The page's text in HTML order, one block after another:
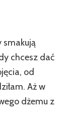
smakują
chcesz dać
od
Aż w
dżemu z